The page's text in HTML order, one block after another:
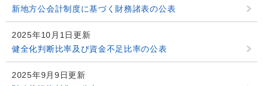
新地方公会計制度に基づく財務諸表の公表
2025年10月1日更新
健全化判断比率及び資金不足比率の公表
2025年9月9日更新